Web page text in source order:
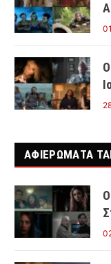
ΑΦΙΕΡΩΜΑΤΑ